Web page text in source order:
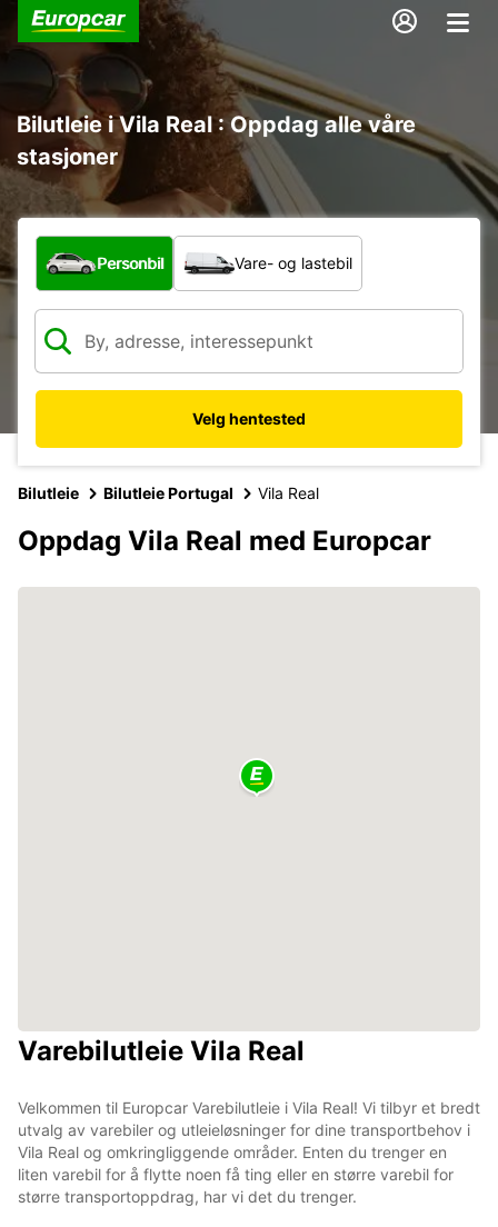
Bilutleie i Vila Real : Oppdag alle våre
stasjoner
Hvilken type bil?
Personbil Vare- og lastebil
Velg hentested
Bilutleie Bilutleie Portugal Vila Real
Oppdag Vila Real med Europcar
Varebilutleie Vila Real
Velkommen til Europcar Varebilutleie i Vila Real! Vi tilbyr et bredt
utvalg av varebiler og utleieløsninger for dine transportbehov i
Vila Real og omkringliggende områder. Enten du trenger en
liten varebil for å flytte noen få ting eller en større varebil for
større transportoppdrag, har vi det du trenger.